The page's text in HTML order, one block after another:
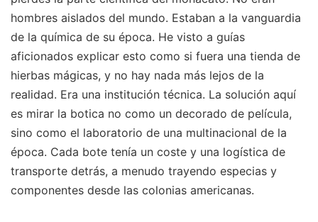
hombres aislados del mundo. Estaban a la vanguardia
de la química de su época. He visto a guías
aficionados explicar esto como si fuera una tienda de
hierbas mágicas, y no hay nada más lejos de la
realidad. Era una institución técnica. La solución aquí
es mirar la botica no como un decorado de película,
sino como el laboratorio de una multinacional de la
época. Cada bote tenía un coste y una logística de
transporte detrás, a menudo trayendo especias y
componentes desde las colonias americanas.